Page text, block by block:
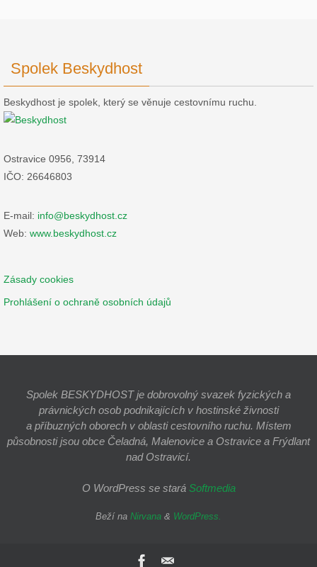
Spolek Beskydhost
Beskydhost je spolek, který se věnuje cestovnímu ruchu.
Ostravice 0956, 73914
IČO: 26646803
E-mail: info@beskydhost.cz
Web: www.beskydhost.cz
Zásady cookies
Prohlášení o ochraně osobních údajů
Spolek BESKYDHOST je dobrovolný svazek fyzických a
právnických osob podnikajících v hostinské živnosti
a příbuzných oborech v oblasti cestovního ruchu. Místem
působnosti jsou obce Čeladná, Malenovice a Ostravice a Frýdlant
nad Ostravicí.
O WordPress se stará Softmedia
Beží na Nirvana & WordPress.